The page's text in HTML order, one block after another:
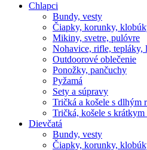
Chlapci
Bundy, vesty
Čiapky, korunky,
Mikiny, svetre, pulóvre
Nohavice, rifle, tepláky,
Outdoorové oblečenie
Ponožky, pančuchy
Pyžamá
Sety a súpravy
Tričká a košele s dlhým
Tričká, košele s
Dievčatá
Bundy, vesty
Čiapky, korunky,